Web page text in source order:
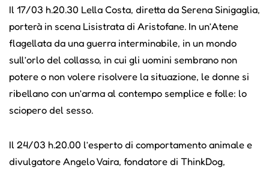
Il 17/03 h.20.30 Lella Costa, diretta da Serena Sinigaglia,
porterà in scena Lisistrata di Aristofane. In un’Atene
flagellata da una guerra interminabile, in un mondo
sull’orlo del collasso, in cui gli uomini sembrano non
potere o non volere risolvere la situazione, le donne si
ribellano con un’arma al contempo semplice e folle: lo
sciopero del sesso.
Il 24/03 h.20.00 l’esperto di comportamento animale e
divulgatore Angelo Vaira, fondatore di ThinkDog,